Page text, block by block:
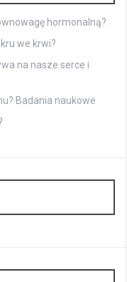
hormonalną?
we krwi?
na nasze serce i
Badania naukowe